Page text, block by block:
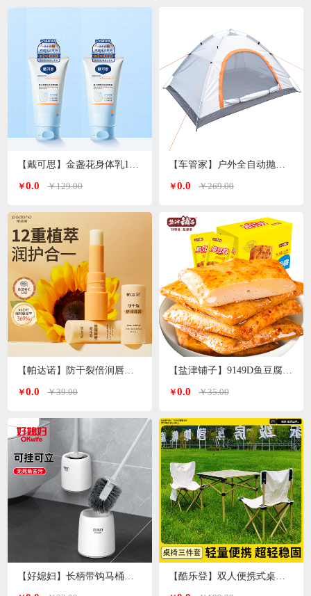
【戴可思】金盏花身体乳150ml*2支
￥0.0 ￥129.00
【帕达诺】防干裂倍润唇膏3g/支*2支
￥0.0 ￥39.00
【车管家】户外全自动抛帐帐篷GJ-2203
￥0.0 ￥269.00
【盐津铺子】9149D鱼豆腐原味360g
￥0.0 ￥35.00